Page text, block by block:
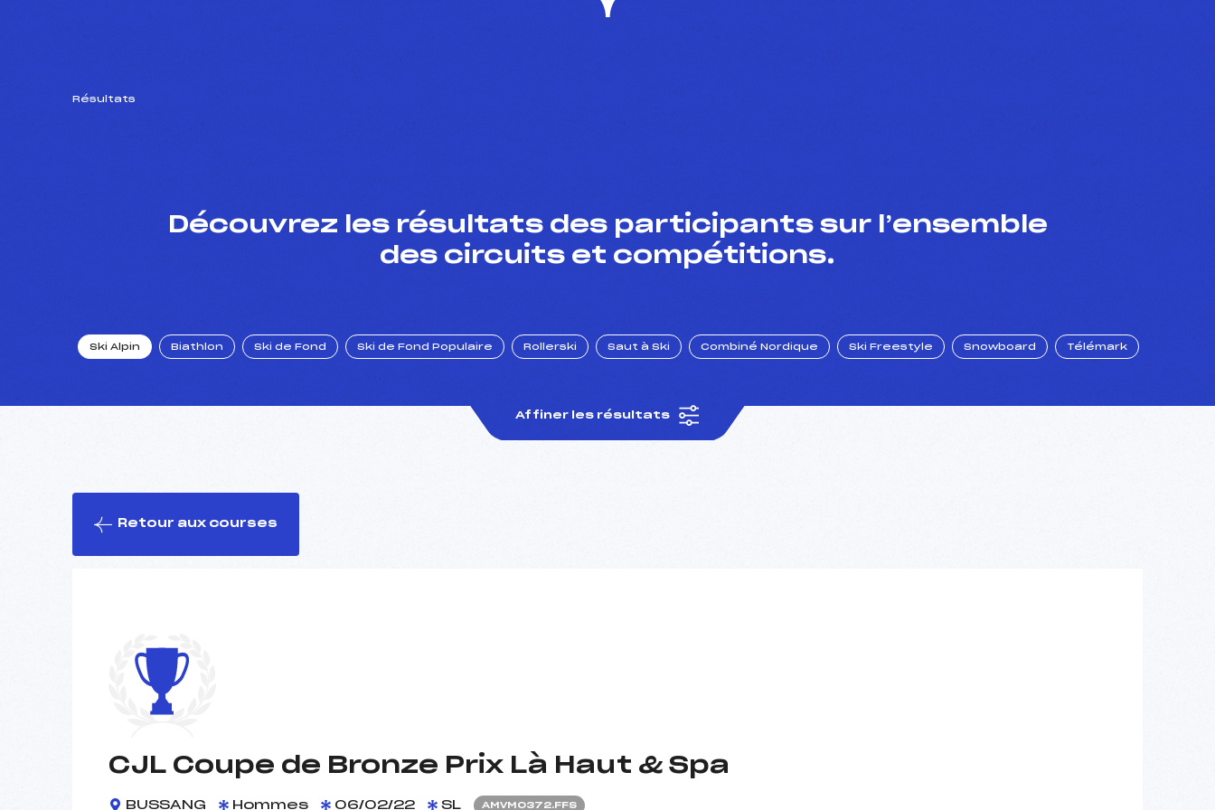
Résultats
Découvrez les résultats des participants sur l’ensemble
des circuits et compétitions.
Ski Alpin Biathlon Ski de Fond Ski de Fond Populaire Rollerski Saut à Ski Combiné Nordique Ski Freestyle Snowboard Télémark
Affiner les résultats
Retour aux courses
CJL Coupe de Bronze Prix Là Haut & Spa
BUSSANG Hommes 06/02/22 SL AMVM0372.FFS